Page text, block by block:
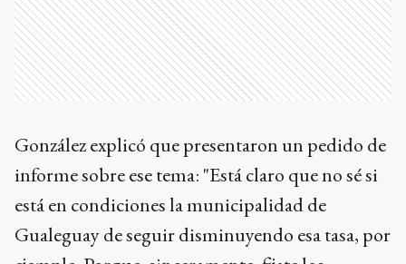
González explicó que presentaron un pedido de
informe sobre ese tema: "Está claro que no sé si
está en condiciones la municipalidad de
Gualeguay de seguir disminuyendo esa tasa, por